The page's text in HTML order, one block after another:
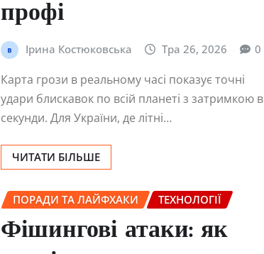
профі
Ірина Костюковська Тра 26, 2026 0
Карта грози в реальному часі показує точні
удари блискавок по всій планеті з затримкою в
секунди. Для України, де літні…
ЧИТАТИ БІЛЬШЕ
ПОРАДИ ТА ЛАЙФХАКИ ТЕХНОЛОГІЇ
Фішингові атаки: як